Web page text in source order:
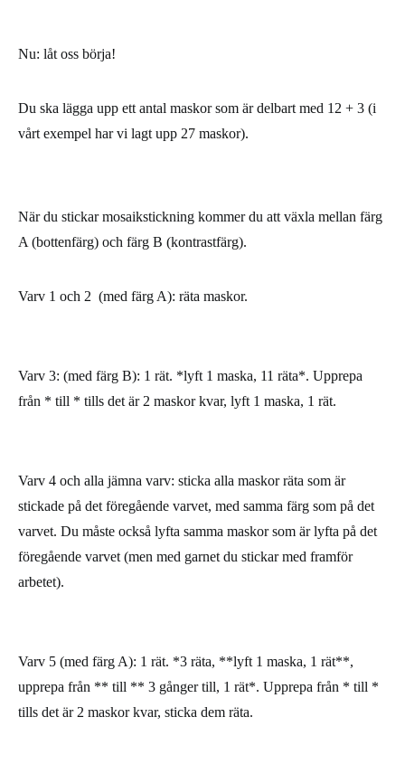
Nu: låt oss börja!
Du ska lägga upp ett antal maskor som är delbart med 12 + 3 (i
vårt exempel har vi lagt upp 27 maskor).
När du stickar mosaikstickning kommer du att växla mellan färg
A (bottenfärg) och färg B (kontrastfärg).
Varv 1 och 2 (med färg A): räta maskor.
Varv 3: (med färg B): 1 rät. *lyft 1 maska, 11 räta*. Upprepa
från * till * tills det är 2 maskor kvar, lyft 1 maska, 1 rät.
Varv 4 och alla jämna varv: sticka alla maskor räta som är
stickade på det föregående varvet, med samma färg som på det
varvet. Du måste också lyfta samma maskor som är lyfta på det
föregående varvet (men med garnet du stickar med framför
arbetet).
Varv 5 (med färg A): 1 rät. *3 räta, **lyft 1 maska, 1 rät**,
upprepa från ** till ** 3 gånger till, 1 rät*. Upprepa från * till *
tills det är 2 maskor kvar, sticka dem räta.